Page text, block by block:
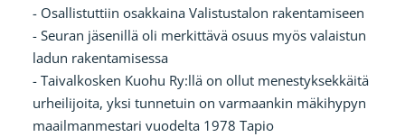
- Osallistuttiin osakkaina Valistustalon rakentamiseen
- Seuran jäsenillä oli merkittävä osuus myös valaistun
ladun rakentamisessa
- Taivalkosken Kuohu Ry:llä on ollut menestyksekkäitä
urheilijoita, yksi tunnetuin on varmaankin mäkihypyn
maailmanmestari vuodelta 1978 Tapio